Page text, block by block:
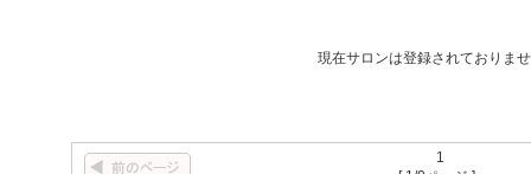
現在サロンは登録されておりま
1